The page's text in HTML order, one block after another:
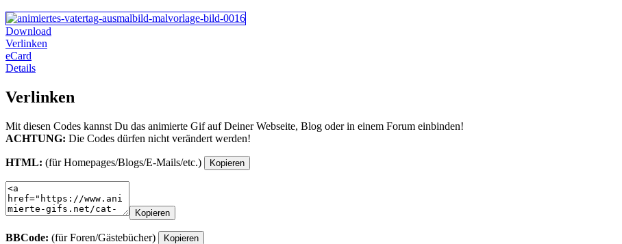
Download
Verlinken
eCard
Details
Verlinken
Mit diesen Codes kannst Du das animierte Gif auf Deiner Webseite, Blog oder in einem Forum einbinden!
ACHTUNG: Die Codes dürfen nicht verändert werden!
HTML: (für Homepages/Blogs/E-Mails/etc.) Kopieren
Kopieren
BBCode: (für Foren/Gästebücher) Kopieren